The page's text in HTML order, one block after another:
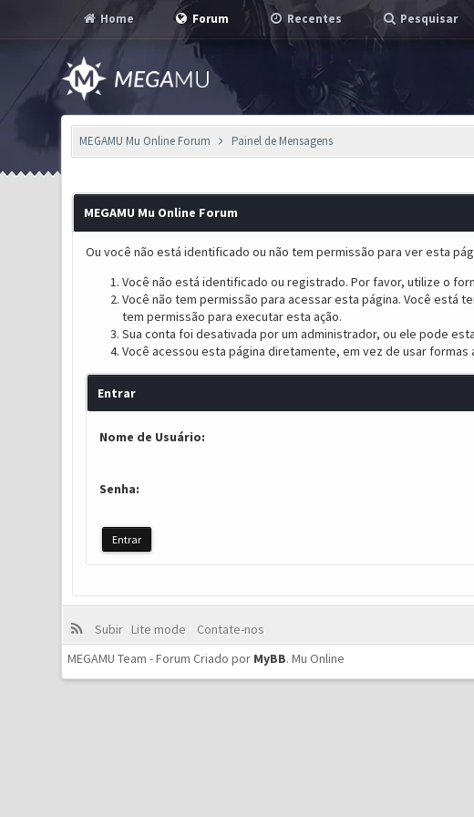
Home Forum Recentes Pesquisar
MEGAMU Mu Online Forum Painel de Mensagens
MEGAMU Mu Online Forum
Ou você não está identificado ou não tem permissão para ver esta
Você não está identificado ou registrado. Por favor, utilize o
Você não tem permissão para acessar esta página. Você está
tem permissão para executar esta ação.
Sua conta foi desativada por um administrador, ou ele pode
Você acessou esta página diretamente, em vez de usar formas
Entrar
Nome de Usuário:
Senha:
Subir Lite mode
Contate-nos
MEGAMU Team - Forum Criado por MyBB.Mu Online